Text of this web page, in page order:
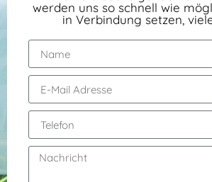
werden uns so schnell wie
in Verbindung setzen,